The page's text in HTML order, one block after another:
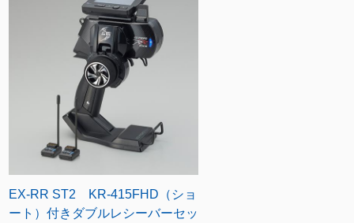
EX-RR ST2 KR-415FHD（ショ
ート）付きダブルレシーバーセッ